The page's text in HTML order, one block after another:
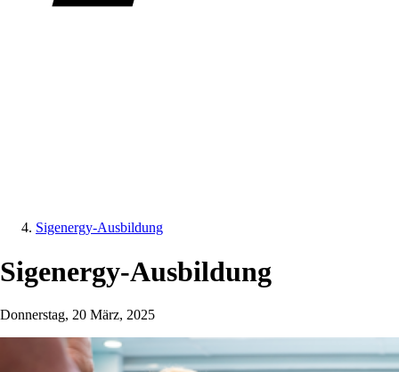
Sigenergy-Ausbildung
Sigenergy-Ausbildung
Donnerstag, 20 März, 2025